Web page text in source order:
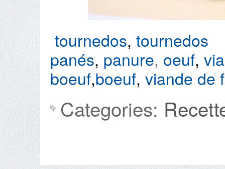
tournedos, tournedos
panés, panure, oeuf,
boeuf,boeuf, viande de
Categories: